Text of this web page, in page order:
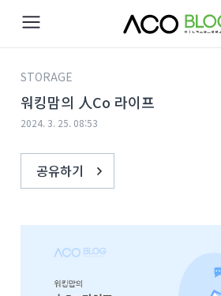
STORAGE
워킹맘의 人Co 라이프
2024. 3. 25. 08:53
공유하기